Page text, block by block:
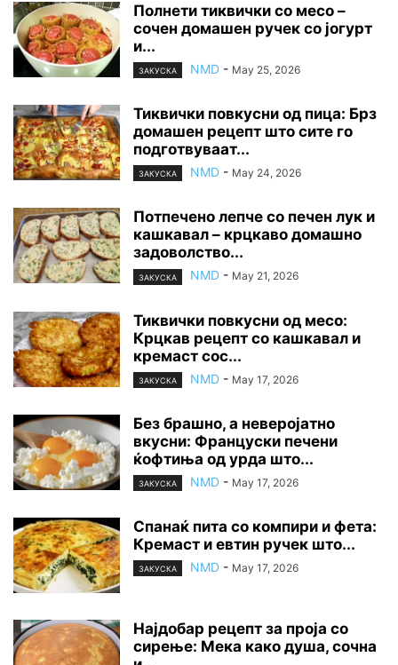
Полнети тиквички со месо –
сочен домашен ручек со јогурт
и...
ЗАКУСКА NMD - May 25, 2026
Тиквички повкусни од пица: Брз
домашен рецепт што сите го
подготвуваат...
ЗАКУСКА NMD - May 24, 2026
Потпечено лепче со печен лук и
кашкавал – крцкаво домашно
задоволство...
ЗАКУСКА NMD - May 21, 2026
Тиквички повкусни од месо:
Крцкав рецепт со кашкавал и
кремаст сос...
ЗАКУСКА NMD - May 17, 2026
Без брашно, а неверојатно
вкусни: Француски печени
ќофтиња од урда што...
ЗАКУСКА NMD - May 17, 2026
Спанаќ пита со компири и фета:
Кремаст и евтин ручек што...
ЗАКУСКА NMD - May 17, 2026
Најдобар рецепт за проја со
сирење: Мека како душа, сочна